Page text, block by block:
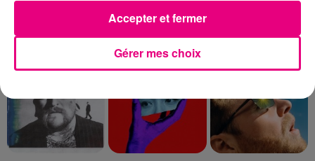
LE TOP
1 2 3
Gérer mes choix
Accepter et fermer